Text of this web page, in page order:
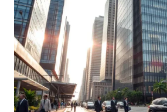
QUEM
SÃO
OS
FARIA
LIMERS
E
COMO
ELES
REDEFINEM